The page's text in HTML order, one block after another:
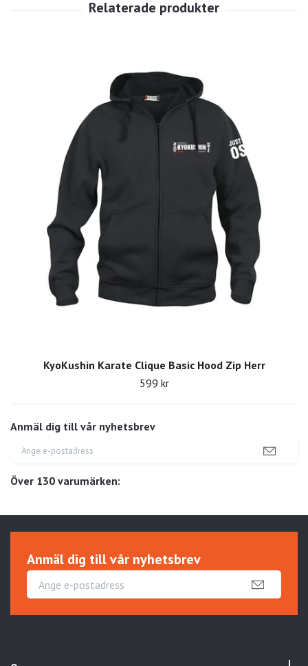
Anmäl dig till vår nyhetsbrev
Över 130 varumärken:
KyoKushin Karate Clique Basic Hood Zip Herr
599 kr
Anmäl dig till vår nyhetsbrev